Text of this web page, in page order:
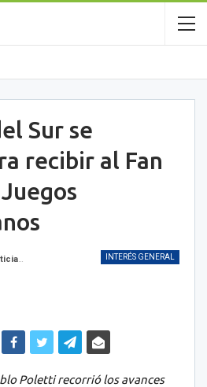
Sur se
recibir al Fan
INTERÉS GENERAL
OK
Poletti recorrió los avances